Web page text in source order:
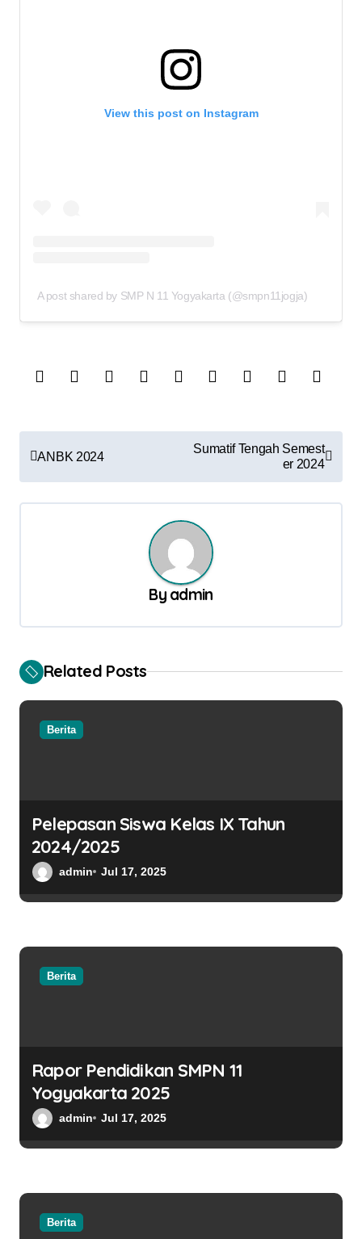
View this post on Instagram
A post shared by SMP N 11 Yogyakarta (@smpn11jogja)
v
i
p
o
s
ANBK 2024
Sumatif Tengah Semest
er 2024
By admin
Related Posts
Berita
Pelepasan Siswa Kelas IX Tahun
2024/2025
admin Jul 17, 2025
Berita
Rapor Pendidikan SMPN 11
Yogyakarta 2025
admin Jul 17, 2025
Berita